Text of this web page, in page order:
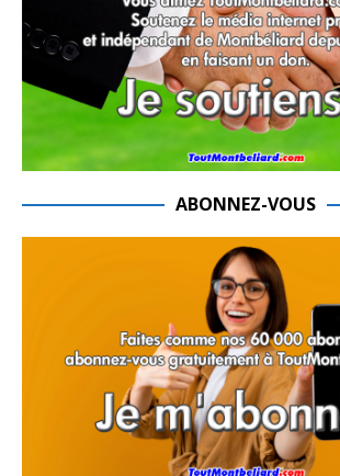
ABONNEZ-VOUS